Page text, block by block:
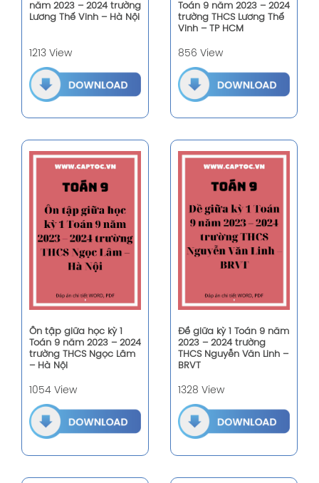
năm 2023 – 2024 trường
Lương Thế Vinh – Hà Nội
1213 View
Toán 9 năm 2023 – 2024
trường THCS Lương Thế
Vinh – TP HCM
856 View
Ôn tập giữa học kỳ 1
Toán 9 năm 2023 – 2024
trường THCS Ngọc Lâm
– Hà Nội
1054 View
Đề giữa kỳ 1 Toán 9 năm
2023 – 2024 trường
THCS Nguyễn Văn Linh –
BRVT
1328 View